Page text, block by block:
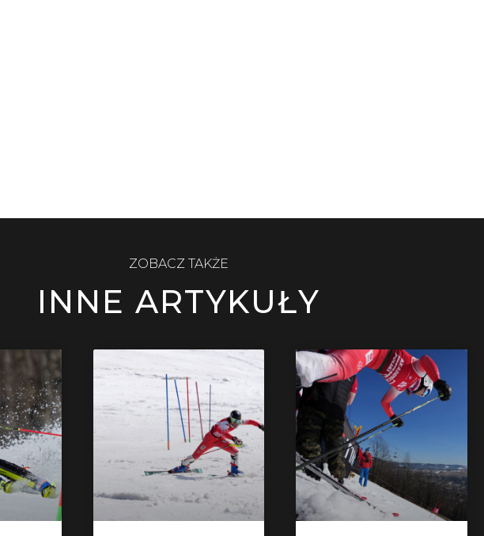
ZOBACZ TAKŻE
INNE ARTYKUŁY